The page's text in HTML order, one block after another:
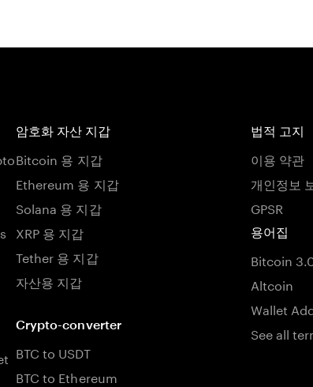
암호화 자산 지갑
Bitcoin 용 지갑
Ethereum 용 지갑
Solana 용 지갑
XRP 용 지갑
Tether 용 지갑
자산용 지갑
Crypto-converter
BTC to USDT
BTC to Ethereum
법적 고지
이용 약관
개인정보
GPSR
용어집
Bitcoin
Altcoin
Wallet
See all